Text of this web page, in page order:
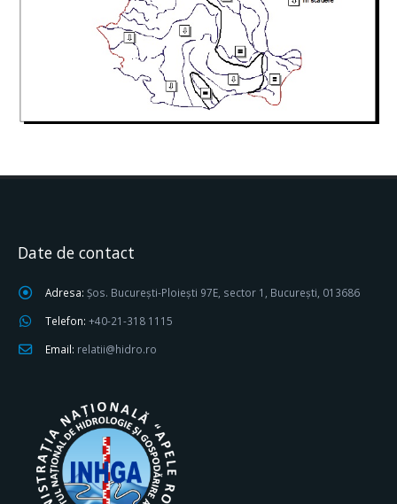
Date de contact
Adresa: Șos. București-Ploiești 97E, sector 1, București, 013686
Telefon: +40-21-318 1115
Email: relatii@hidro.ro